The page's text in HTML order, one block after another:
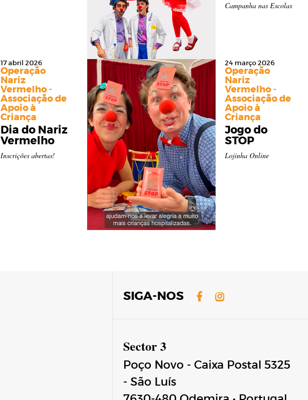
Campanha nas Escolas
17 abril 2026
Operação
Nariz
Vermelho -
Associação de
Apoio à
Criança
Dia do Nariz
Vermelho
Inscrições abertas!
24 março 2026
Operação
Nariz
Vermelho -
Associação de
Apoio à
Criança
Jogo do
STOP
Lojinha Online
SIGA-NOS Facebook
Instagram
Sector 3
Poço Novo - Caixa Postal 5325
- São Luís